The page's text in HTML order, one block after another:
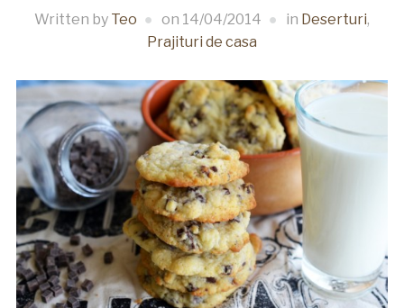
Written by Teo on 14/04/2014 in Deserturi,
Prajituri de casa